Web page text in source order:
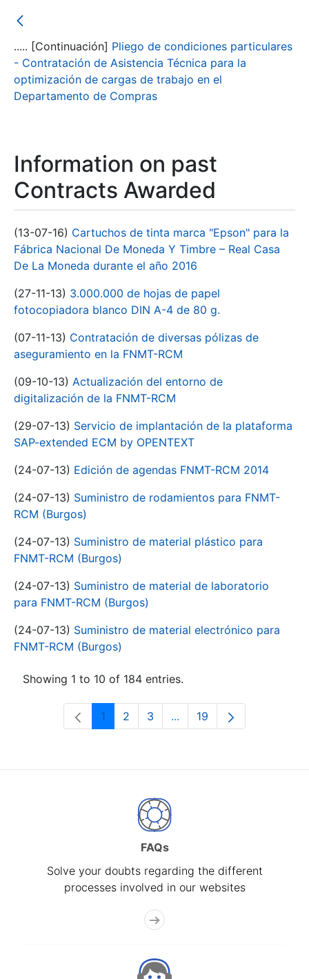
Show/Hide
..... [Continuación] Pliego de condiciones particulares
- Contratación de Asistencia Técnica para la
optimización de cargas de trabajo en el
Departamento de Compras
Information on past
Contracts Awarded
(13-07-16) Cartuchos de tinta marca "Epson" para la
Fábrica Nacional De Moneda Y Timbre – Real Casa
De La Moneda durante el año 2016
(27-11-13) 3.000.000 de hojas de papel
fotocopiadora blanco DIN A-4 de 80 g.
(07-11-13) Contratación de diversas pólizas de
aseguramiento en la FNMT-RCM
(09-10-13) Actualización del entorno de
digitalización de la FNMT-RCM
(29-07-13) Servicio de implantación de la plataforma
SAP-extended ECM by OPENTEXT
(24-07-13) Edición de agendas FNMT-RCM 2014
(24-07-13) Suministro de rodamientos para FNMT-
RCM (Burgos)
(24-07-13) Suministro de material plástico para
FNMT-RCM (Burgos)
(24-07-13) Suministro de material de laboratorio
para FNMT-RCM (Burgos)
(24-07-13) Suministro de material electrónico para
FNMT-RCM (Burgos)
Showing 1 to 10 of 184 entries.
Page
1 Page
2 Page
3 ...Intermediate Pages Use
Page
19
FAQs
Solve your doubts regarding the different
processes involved in our websites